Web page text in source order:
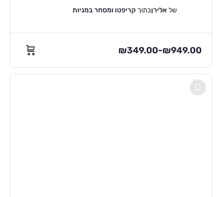
של אלירןבתוך קריפטו ומסחר במניות
₪349.00–₪949.00